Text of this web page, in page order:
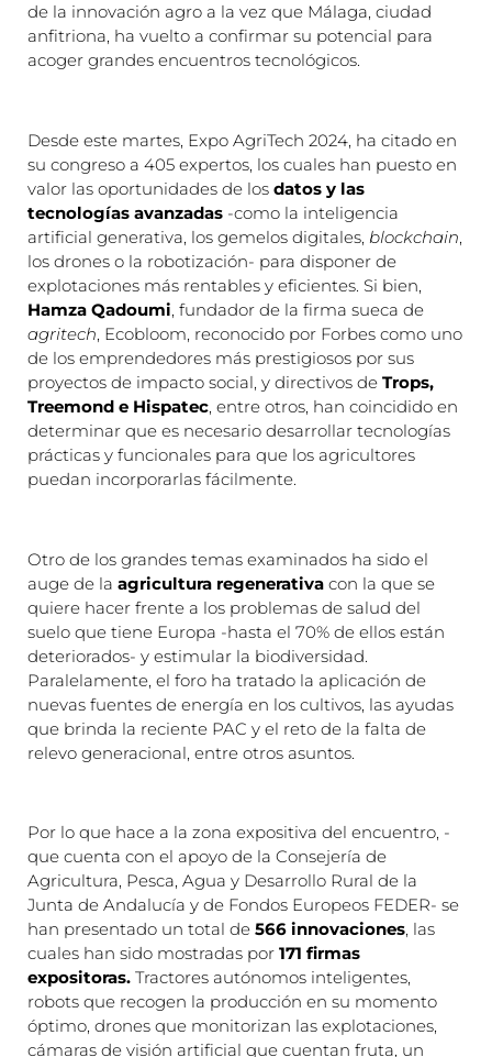
de la innovación agro a la vez que Málaga, ciudad
anfitriona, ha vuelto a confirmar su potencial para
acoger grandes encuentros tecnológicos.
Desde este martes, Expo AgriTech 2024, ha citado en
su congreso a 405 expertos, los cuales han puesto en
valor las oportunidades de los datos y las
tecnologías avanzadas -como la inteligencia
artificial generativa, los gemelos digitales, blockchain,
los drones o la robotización- para disponer de
explotaciones más rentables y eficientes. Si bien,
Hamza Qadoumi, fundador de la firma sueca de
agritech, Ecobloom, reconocido por Forbes como uno
de los emprendedores más prestigiosos por sus
proyectos de impacto social, y directivos de Trops,
Treemond e Hispatec, entre otros, han coincidido en
determinar que es necesario desarrollar tecnologías
prácticas y funcionales para que los agricultores
puedan incorporarlas fácilmente.
Otro de los grandes temas examinados ha sido el
auge de la agricultura regenerativa con la que se
quiere hacer frente a los problemas de salud del
suelo que tiene Europa -hasta el 70% de ellos están
deteriorados- y estimular la biodiversidad.
Paralelamente, el foro ha tratado la aplicación de
nuevas fuentes de energía en los cultivos, las ayudas
que brinda la reciente PAC y el reto de la falta de
relevo generacional, entre otros asuntos.
Por lo que hace a la zona expositiva del encuentro, -
que cuenta con el apoyo de la Consejería de
Agricultura, Pesca, Agua y Desarrollo Rural de la
Junta de Andalucía y de Fondos Europeos FEDER- se
han presentado un total de 566 innovaciones, las
cuales han sido mostradas por 171 firmas
expositoras. Tractores autónomos inteligentes,
robots que recogen la producción en su momento
óptimo, drones que monitorizan las explotaciones,
cámaras de visión artificial que cuentan fruta, un